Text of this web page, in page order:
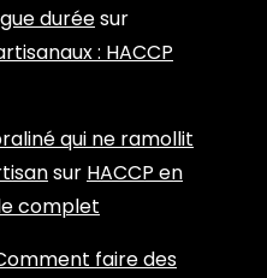
duréesur
: HACCP
qui ne ramollit
sur HACCP en
complet
faire des